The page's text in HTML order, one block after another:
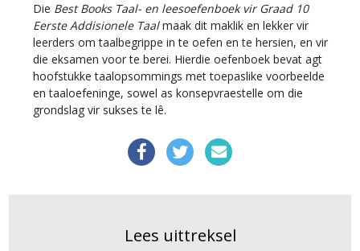
Die Best Books Taal- en leesoefenboek vir Graad 10
Eerste Addisionele Taalmaak dit maklik en lekker vir
leerders om taalbegrippe in te oefen en te hersien, en vir
die eksamen voor te berei. Hierdie oefenboek bevat agt
hoofstukke taalopsommings met toepaslike voorbeelde
en taaloefeninge, sowel as konsepvraestelle om die
grondslag vir sukses te lê.
Lees uittreksel